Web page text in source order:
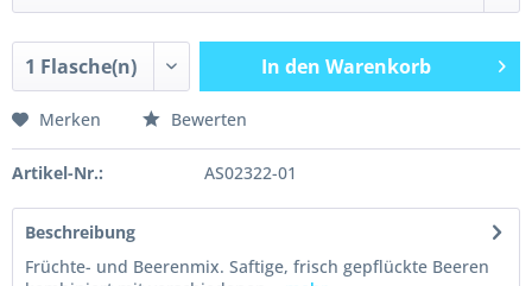
In den Warenkorb
Merken Bewerten
Artikel-Nr.: AS02322-01
Beschreibung
Früchte- und Beerenmix. Saftige, frisch gepflückte Beeren